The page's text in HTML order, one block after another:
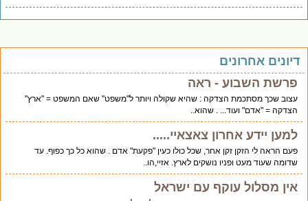
אחרונים
פרשת השבוע - ראה
עצוב שכך מסתכמת הצדקה : שהיא שקולה ויותר ל"משפט" שאם המשפט = "ארץ"
הצדקה = "אדם" ועוד... . שהוא..
למען יידע אחרון צאצאיי.....
פעם הראה לי הזקן זקן אחר, שכל כולו כעין "פקעת" אדם . שהוא כל כך כפוף. עד
שדומה שעוד מעט ופניו נושקים לארץ. אזיי,הו..
אין מסלול עוקף עם ישראל